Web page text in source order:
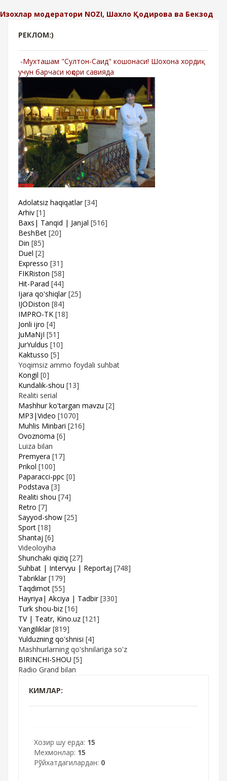
Изохлар модератори NOZI, Шахло Қодирова ва Бекзод
РЕКЛОМ:)
-Мухташам "Султон-Саид" кошонаси! Шохона хордиқ
учун барчаси юқори савияда
Adolatsiz haqiqatlar [34]
Arhiv [1]
Baxs| Tanqid | Janjal [516]
BeshBet [20]
Din [85]
Duel [2]
Expresso [31]
FIKRiston [58]
Hit-Parad [44]
Ijara qo'shiqlar [25]
IJODiston [84]
IMPRO-TK [18]
Jonli ijro [4]
JuMaNjI [51]
JurYuldus [10]
Kaktusso [5]
Yoqimsiz ammo foydali suhbat
Kongil [0]
Kundalik-shou [13]
Realiti serial
Mashhur ko'targan mavzu [2]
MP3|Video [1070]
Muhlis Minbari [216]
Ovoznoma [6]
Luiza bilan
Premyera [17]
Prikol [100]
Paparacci-ppc [0]
Podstava [3]
Realiti shou [74]
Retro [7]
Sayyod-show [25]
Sport [18]
Shantaj [6]
Videoloyiha
Shunchaki qiziq [27]
Suhbat | Intervyu | Reportaj [748]
Tabriklar [179]
Taqdimot [55]
Hayriya| Akciya | Tadbir [330]
Turk shou-biz [16]
TV | Teatr, Kino.uz [121]
Yangiliklar [819]
Yulduzning qo'shnisi [4]
Mashhurlarning qo'shnilariga so'z
BIRINCHI-SHOU [5]
Radio Grand bilan
КИМЛАР:
Хозир шу ерда: 15
Мехмонлар: 15
Рўйхатдагилардан: 0